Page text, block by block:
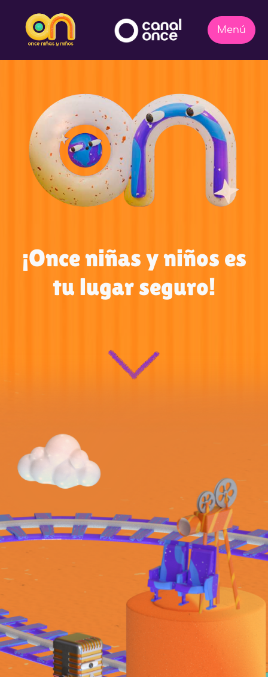
¡Once niñas y niños es
tu lugar seguro!